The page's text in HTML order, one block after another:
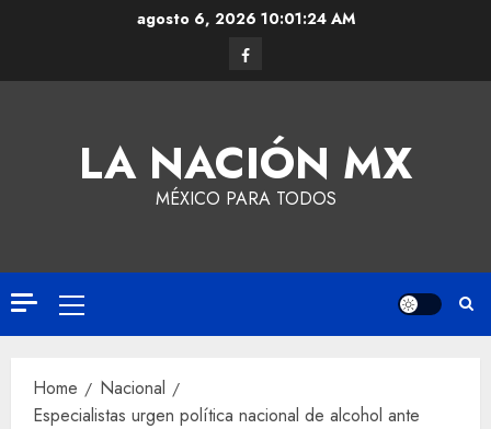
agosto 6, 2026 10:01:24 AM
LA NACIÓN MX
MÉXICO PARA TODOS
Home
Nacional
Especialistas urgen política nacional de alcohol ante